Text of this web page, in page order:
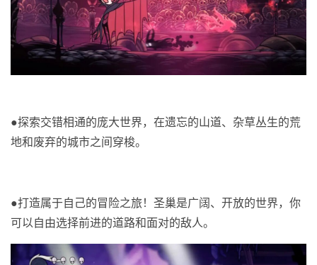
●探索交错相通的庞大世界，在遗忘的山道、杂草丛生的荒
地和废弃的城市之间穿梭。
●打造属于自己的冒险之旅！圣巢是广阔、开放的世界，你
可以自由选择前进的道路和面对的敌人。